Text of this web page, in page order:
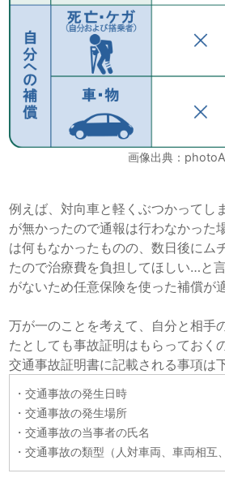
画像出典：
例えば、対向車と軽くぶつかってし
が無かったので通報は行わなかった
は何もなかったものの、数日後にム
たので治療費を負担してほしい…と
がないため任意保険を使った補償が
万が一のことを考えて、自分と相手
たとしても事故証明はもらっておく
交通事故証明書に記載される事項は
・交通事故の発生日時
・交通事故の発生場所
・交通事故の当事者の氏名
・交通事故の類型（人対車両、車両相互